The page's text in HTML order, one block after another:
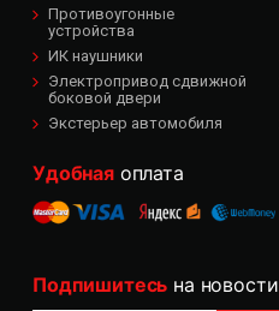
Противоугонные
устройства
ИК наушники
Электропривод сдвижной
боковой двери
Экстерьер автомобиля
Удобнаяоплата
Подпишитесь на новости